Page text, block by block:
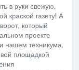
в руки свежую,
краской газету! А
который
проекте
нашем техникума,
площадкой